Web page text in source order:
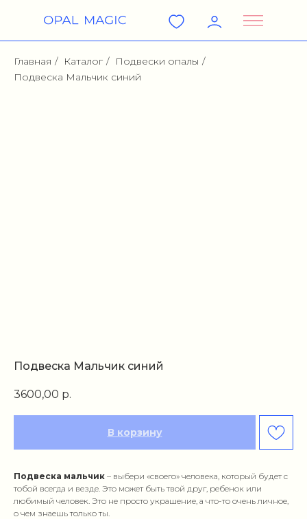
Главная / Каталог / Подвески опалы /
Подвеска Мальчик синий
Подвеска Мальчик синий
3600,00 р.
В корзину
Подвеска мальчик – выбери «своего» человека, который будет с
тобой всегда и везде. Это может быть твой друг, ребенок или
любимый человек. Это не просто украшение, а что-то очень личное,
о чем знаешь только ты.